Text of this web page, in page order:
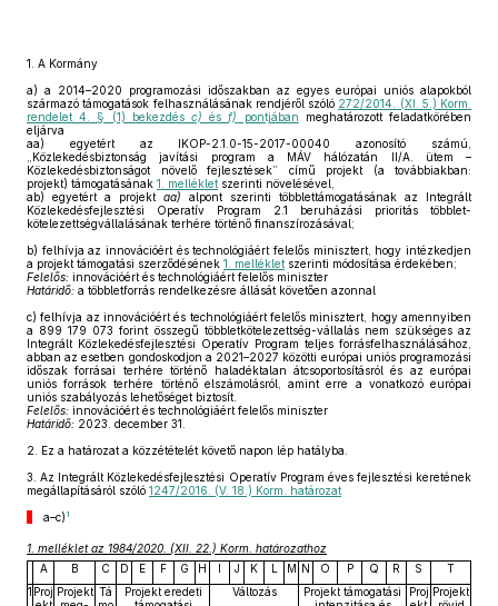
1. A Kormány
a) a 2014–2020 programozási időszakban az egyes európai uniós alapokból
származó támogatások felhasználásának rendjéről szóló 272/2014. (XI. 5.) Korm.
rendelet 4. § (1) bekezdés c) ésf) pontjában meghatározott feladatkörében
eljárva
aa) egyetért az IKOP-2.1.0-15-2017-00040 azonosító számú,
„Közlekedésbiztonság javítási program a MÁV hálózatán II/A. ütem –
Közlekedésbiztonságot növelő fejlesztések” című projekt (a továbbiakban:
projekt) támogatásának 1. melléklet szerinti növelésével,
ab) egyetért a projekt aa) alpont szerinti többlettámogatásának az Integrált
Közlekedésfejlesztési Operatív Program 2.1 beruházási prioritás többlet-
kötelezettségvállalásának terhére történő finanszírozásával;
b) felhívja az innovációért és technológiáért felelős minisztert, hogy intézkedjen
a projekt támogatási szerződésének 1. melléklet szerinti módosítása érdekében;
Felelős: innovációért és technológiáért felelős miniszter
Határidő: a többletforrás rendelkezésre állását követően azonnal
c) felhívja az innovációért és technológiáért felelős minisztert, hogy amennyiben
a 899 179 073 forint összegű többletkötelezettség-vállalás nem szükséges az
Integrált Közlekedésfejlesztési Operatív Program teljes forrásfelhasználásához,
abban az esetben gondoskodjon a 2021–2027 közötti európai uniós programozási
időszak forrásai terhére történő haladéktalan átcsoportosításról és az európai
uniós források terhére történő elszámolásról, amint erre a vonatkozó európai
uniós szabályozás lehetőséget biztosít.
Felelős: innovációért és technológiáért felelős miniszter
Határidő: 2023. december 31.
2.
Ez a határozat a közzétételét követő napon lép hatályba.
3. Az Integrált Közlekedésfejlesztési Operatív Program éves fejlesztési keretének
megállapításáról szóló 1247/2016. (V. 18.) Korm. határozat
a–c) 1
1. melléklet az 1984/2020. (XII. 22.) Korm. határozathoz
A
B C D E F G H I J K L M N O P Q R S
T
1 Proj Projekt Tá
Projekt eredeti
Változás
Projekt támogatási
Proj Projekt